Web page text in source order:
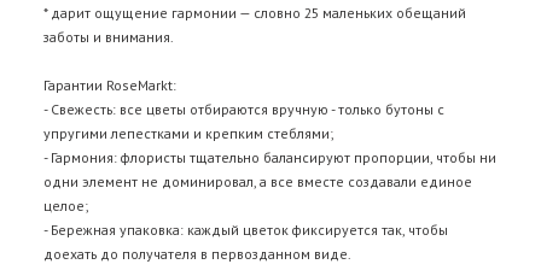
* дарит ощущение гармонии — словно 25 маленьких обещаний
заботы и внимания.
Гарантии RoseMarkt:
- Свежесть: все цветы отбираются вручную - только бутоны с
упругими лепестками и крепким стеблями;
- Гармония: флористы тщательно балансируют пропорции, чтобы ни
одни элемент не доминировал, а все вместе создавали единое
целое;
- Бережная упаковка: каждый цветок фиксируется так, чтобы
доехать до получателя в первозданном виде.